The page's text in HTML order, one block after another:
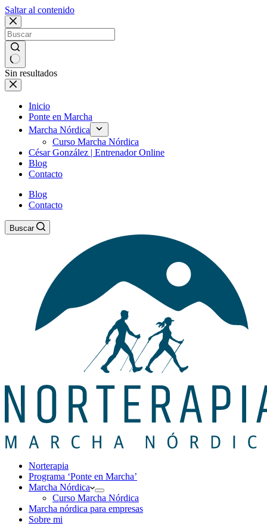
Saltar al contenido
Sin resultados
Inicio
Ponte en Marcha
Marcha Nórdica
Curso Marcha Nórdica
César González | Entrenador Online
Blog
Contacto
Blog
Contacto
Buscar
Norterapia
Programa ‘Ponte en Marcha’
Marcha Nórdica
Curso Marcha Nórdica
Marcha nórdica para empresas
Sobre mi